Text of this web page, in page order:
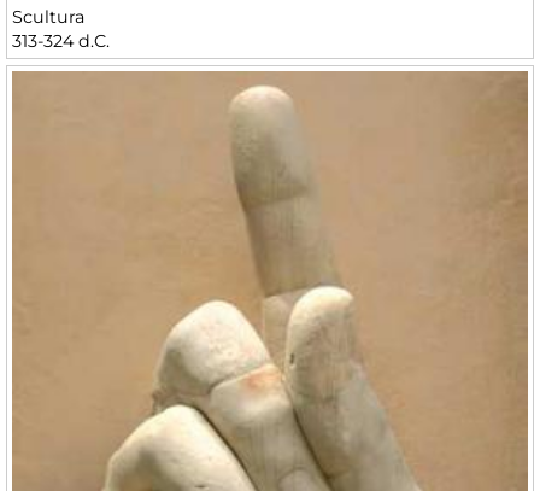
Scultura
313-324 d.C.